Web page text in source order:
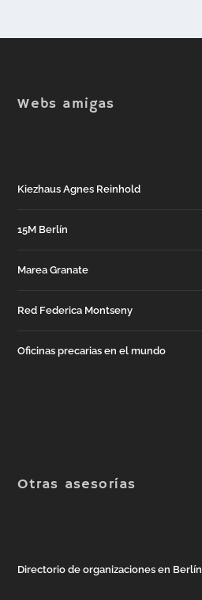
Webs amigas
Kiezhaus Agnes Reinhold
15M Berlín
Marea Granate
Red Federica Montseny
Oficinas precarias en el mundo
Otras asesorías
Directorio de organizaciones en Berlín